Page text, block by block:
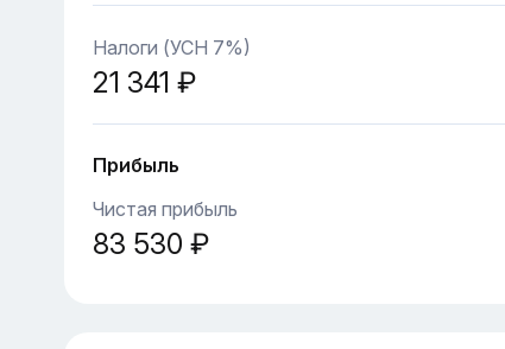
Налоги (УСН 7%)
21 341 ₽
Прибыль
Чистая прибыль
83 530 ₽